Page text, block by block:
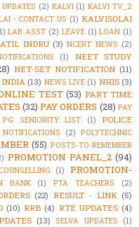
UPDATES (2) KALVI (1) KALVI TV_2
- CONTACT US (1) KALVISOLAI
LAB ASST (2) LEAVE (1) LOAN (1)
INDRU (3) NCERT NEWS (2)
(1)
NEET STUDY
NET-SET NOTIFICATION (11)
INDIA (13) NEWS LIVE (1) NHIS (3)
TEST (53) PART TIME
(32) PAY ORDERS (28) PAY
PG SENIORITY LIST (1)
POLICE
(2) POLYTECHNIC
(55) POSTS-TO-REMEMBER
PROMOTION PANEL_2 (94)
(1)
PROMOTION-
BANK (1) PTA TEACHERS
(2)
(22) RESULT - LINK (5)
(10) RRB (4) RTE UPDATES (4)
(13) SELVA UPDATES
(1)